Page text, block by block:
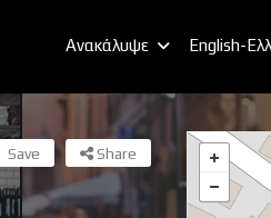
Ανακάλυψε English-
Share
Save